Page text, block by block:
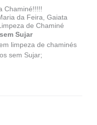
Chaminé!!!!!
da Feira, Gaiata
de Chaminé
Sujar
limpeza de chaminés
sem Sujar;